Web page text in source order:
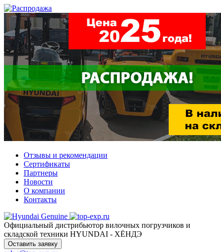
Отзывы и рекомендации
Сертификаты
Партнеры
Новости
О компании
Контакты
Официальный дистрибьютор вилочных погрузчиков и
складской техники HYUNDAI - ХЁНДЭ
Оставить заявку